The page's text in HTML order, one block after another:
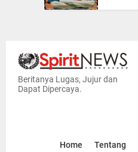
Beritanya Lugas, Jujur dan
Dapat Dipercaya.
Home Tentang